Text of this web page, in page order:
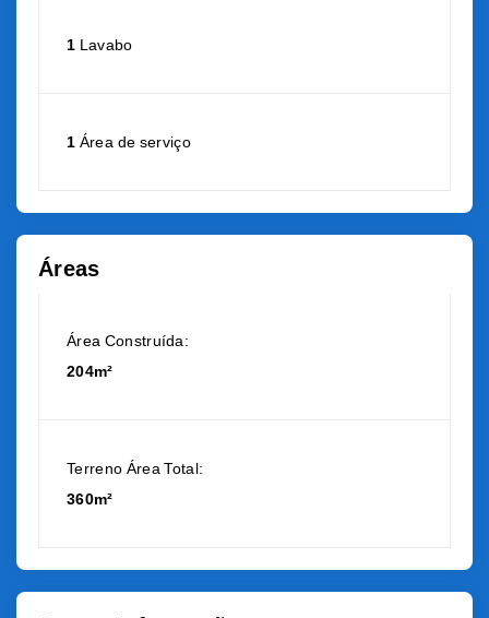
1 Lavabo
1 Área de serviço
Áreas
Área Construída:
204m²
Terreno Área Total:
360m²